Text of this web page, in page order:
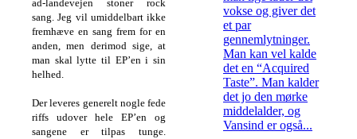
ad-landevejen stoner rock
sang. Jeg vil umiddelbart ikke
fremhæve en sang frem for en
anden, men derimod sige, at
man skal lytte til EP’en i sin
helhed.
Der leveres generelt nogle fede
riffs udover hele EP’en og
sangene er tilpas tunge.
vokse og giver det
et par
gennemlytninger.
Man kan vel kalde
det en “Acquired
Taste”. Man kalder
det jo den mørke
middelalder, og
Vansind er også...